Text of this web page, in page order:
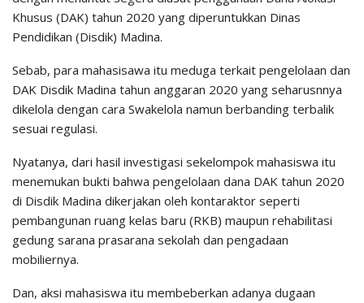
Khusus (DAK) tahun 2020 yang diperuntukkan Dinas
Pendidikan (Disdik) Madina.
Sebab, para mahasisawa itu meduga terkait pengelolaan dan
DAK Disdik Madina tahun anggaran 2020 yang seharusnnya
dikelola dengan cara Swakelola namun berbanding terbalik
sesuai regulasi.
Nyatanya, dari hasil investigasi sekelompok mahasiswa itu
menemukan bukti bahwa pengelolaan dana DAK tahun 2020
di Disdik Madina dikerjakan oleh kontaraktor seperti
pembangunan ruang kelas baru (RKB) maupun rehabilitasi
gedung sarana prasarana sekolah dan pengadaan
mobiliernya.
Dan, aksi mahasiswa itu membeberkan adanya dugaan